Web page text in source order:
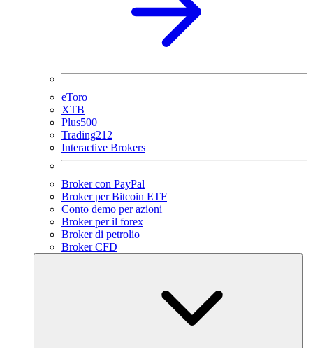
eToro
XTB
Plus500
Trading212
Interactive Brokers
Broker con PayPal
Broker per Bitcoin ETF
Conto demo per azioni
Broker per il forex
Broker di petrolio
Broker CFD